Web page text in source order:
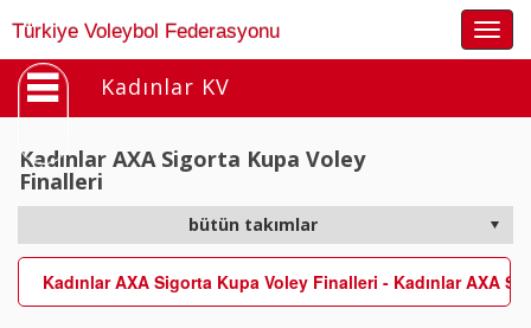
Türkiye Voleybol Federasyonu
Kadınlar KV
Kadınlar AXA Sigorta Kupa Voley
Finalleri
Kadınlar AXA Sigorta Kupa Voley Finalleri - Kadınlar AXA